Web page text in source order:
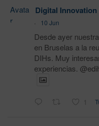
Avata
r
Digital
·
10 Jun
Desde ayer
en Bruselas a la
DIHs. Muy
experiencias.
1